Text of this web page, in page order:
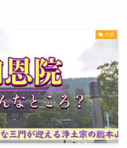
京都